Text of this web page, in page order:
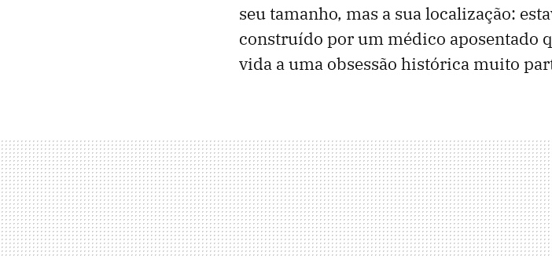
seu tamanho, mas a sua localização:
construído por um médico aposentado
vida a uma obsessão histórica muito